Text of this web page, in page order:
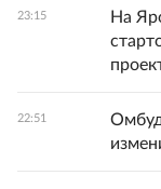
23:15
На
22:51